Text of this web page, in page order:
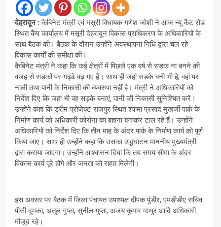
देहरादून : कैबिनेट मंत्री एवं मसूरी विधायक गणेश जोशी ने आज न्यू कैंट रोड
स्थित कैंप कार्यालय में मसूरी देहरादून विकास प्राधिकरण के अधिकारियों के
साथ बैठक की। बैठक के दौरान उन्होंने अवस्थापना निधि द्वारा चल रहे
विकास कार्यों की समीक्षा की।
कैबिनेट मंत्री ने कहा कि कई क्षेत्रों में पिछले एक वर्ष से सड़क ना बनने की
वजह से सड़कों पर गढ्ढे बढ़ गए हैं। साथ ही जहां सड़के बनी भी है, वहां पर
नाली तथा पानी के निकासी की व्यवस्था नहीं है। मंत्री ने अधिकारियों को
निर्देश दिए कि जहां भी वह सड़के बनाएं, पानी की निकासी सुनिश्चित करें।
उन्होंने कहा कि ड्रीम प्रोजेक्ट राजपुर स्थित श्यामा प्रसाद मुखर्जी पार्क के
निर्माण कार्य को अधिकारी कोरोना का बहाना बनाकर टाल रहे हैं। उन्होंने
अधिकारियों को निर्देश दिए कि तीन माह के अंदर पार्क के निर्माण कार्य को पूर्ण
किया जाए। साथ ही उन्होंने कहा कि उसका उद्धघाटन माननीय मुख्यमंत्री
द्वारा कराया जाएगा। उन्होंने आश्वासन दिया कि तय समय सीमा के अंदर
विकास कार्य पूरे होंगे और जनता को राहत मिलेगी।
इस अवसर पर बैठक में जिला पंचायत उपाध्यक्ष दीपक पुंडीर, एमडीडीए सचिव
पीसी दुमका, अतुल गुप्ता, सुनील गुप्ता, अजय कुमार माथुर आदि अधिकारी
मौजूद रहे।